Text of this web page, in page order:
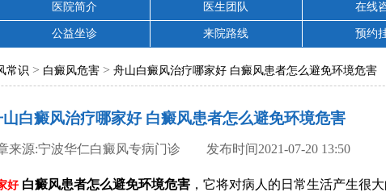
医院简介 医生团队 在线
公益坐诊 来院路线 预约
常识 > 白癜风危害 > 舟山白癜风治疗哪家好 白癜风患者怎么避免环境危害
山白癜风治疗哪家好 白癜风患者怎么避免环境危害
来源:宁波华仁白癜风专病门诊 发布时间2021-07-20 13:50
好白癜风患者怎么避免环境危害 ，它将对病人的日常生活产生很